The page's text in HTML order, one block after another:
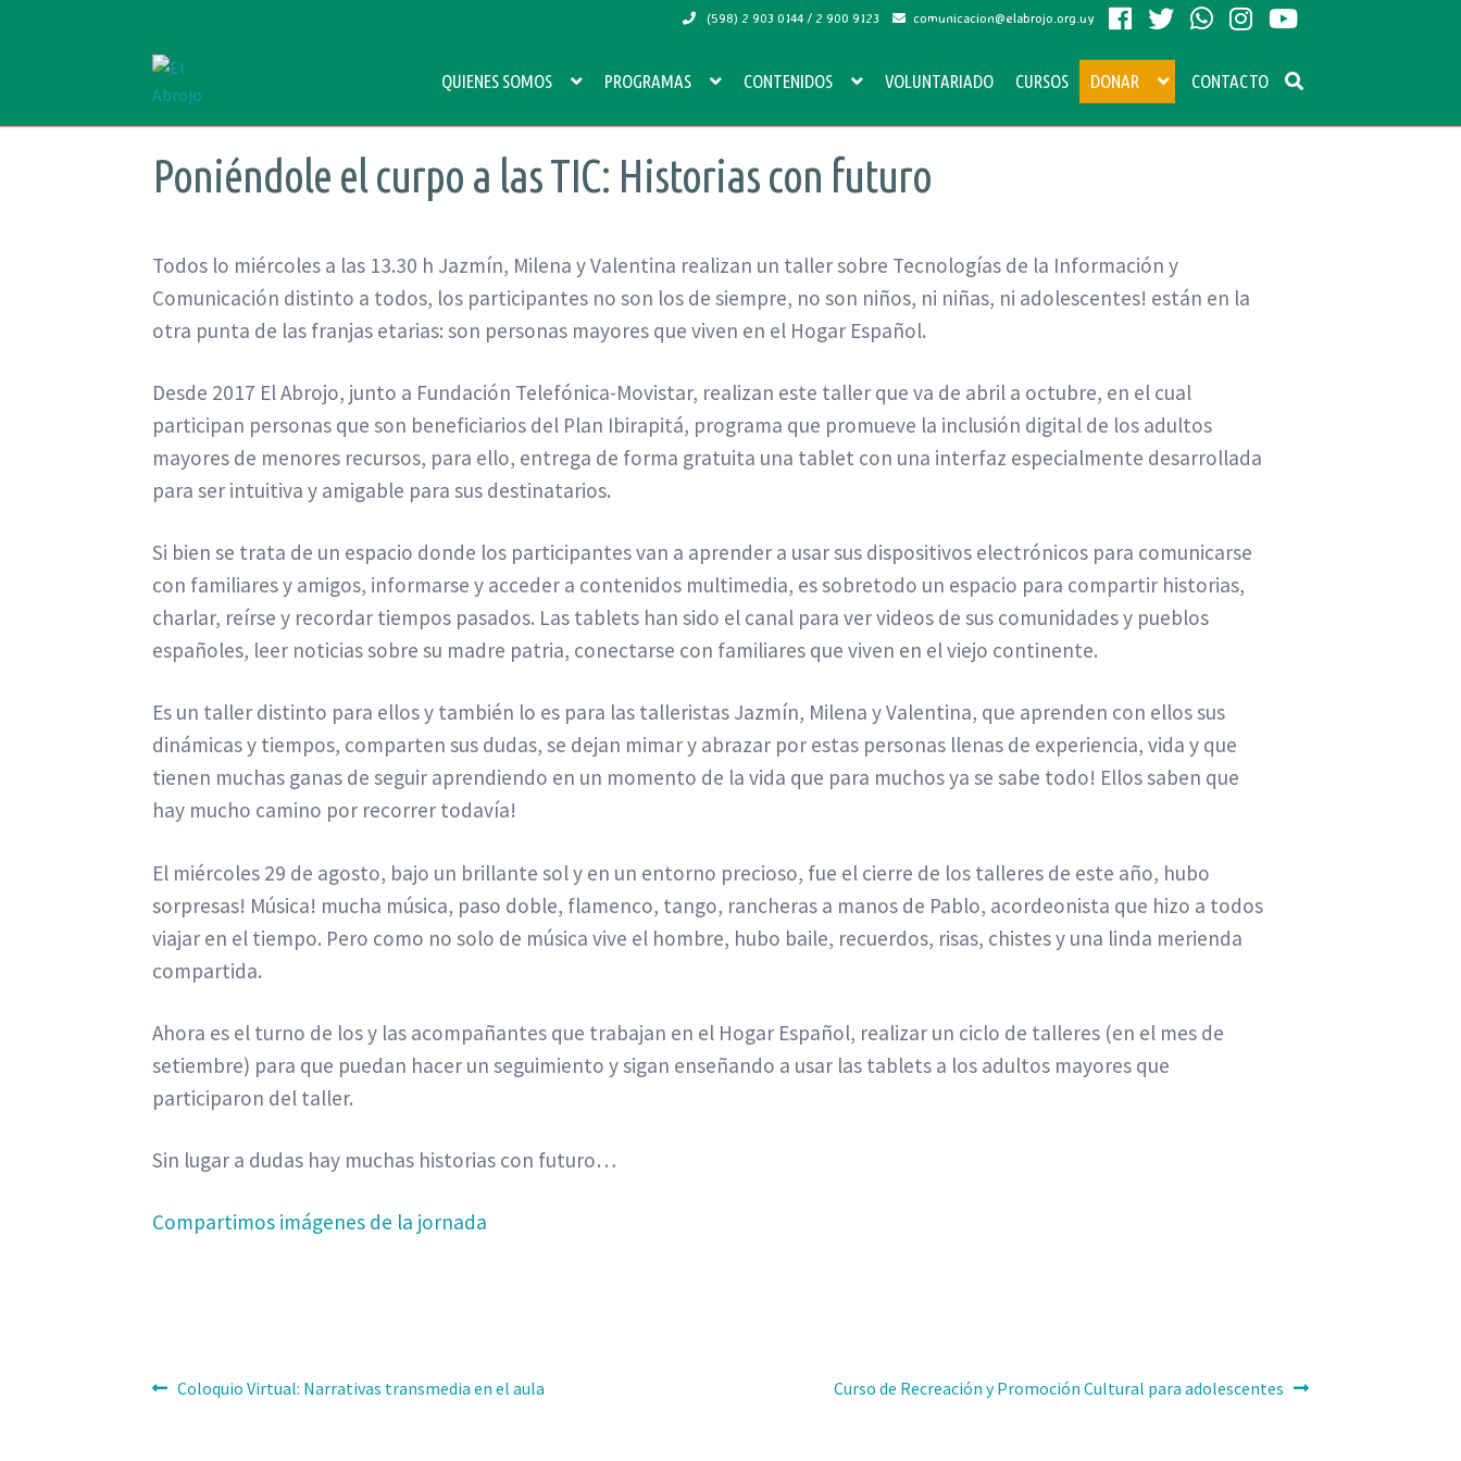
(598) 2 903 0144 / 2 900 9123 comunicacion@elabrojo.org.uy
Ir
a
la
navegación
Ir
al
contenido
QUIENES SOMOS PROGRAMAS CONTENIDOS VOLUNTARIADO CURSOS DONAR CONTACTO
Poniéndole el curpo a las TIC: Historias con futuro
Todos lo miércoles a las 13.30 h Jazmín, Milena y Valentina realizan un taller sobre Tecnologías de la Información y
Comunicación distinto a todos, los participantes no son los de siempre, no son niños, ni niñas, ni adolescentes! están en la
otra punta de las franjas etarias: son personas mayores que viven en el Hogar Español.
Desde 2017 El Abrojo, junto a Fundación Telefónica-Movistar, realizan este taller que va de abril a octubre, en el cual
participan personas que son beneficiarios del Plan Ibirapitá, programa que promueve la inclusión digital de los adultos
mayores de menores recursos, para ello, entrega de forma gratuita una tablet con una interfaz especialmente desarrollada
para ser intuitiva y amigable para sus destinatarios.
Si bien se trata de un espacio donde los participantes van a aprender a usar sus dispositivos electrónicos para comunicarse
con familiares y amigos, informarse y acceder a contenidos multimedia, es sobretodo un espacio para compartir historias,
charlar, reírse y recordar tiempos pasados. Las tablets han sido el canal para ver videos de sus comunidades y pueblos
españoles, leer noticias sobre su madre patria, conectarse con familiares que viven en el viejo continente.
Es un taller distinto para ellos y también lo es para las talleristas Jazmín, Milena y Valentina, que aprenden con ellos sus
dinámicas y tiempos, comparten sus dudas, se dejan mimar y abrazar por estas personas llenas de experiencia, vida y que
tienen muchas ganas de seguir aprendiendo en un momento de la vida que para muchos ya se sabe todo! Ellos saben que
hay mucho camino por recorrer todavía!
El miércoles 29 de agosto, bajo un brillante sol y en un entorno precioso, fue el cierre de los talleres de este año, hubo
sorpresas! Música! mucha música, paso doble, flamenco, tango, rancheras a manos de Pablo, acordeonista que hizo a todos
viajar en el tiempo. Pero como no solo de música vive el hombre, hubo baile, recuerdos, risas, chistes y una linda merienda
compartida.
Ahora es el turno de los y las acompañantes que trabajan en el Hogar Español, realizar un ciclo de talleres (en el mes de
setiembre) para que puedan hacer un seguimiento y sigan enseñando a usar las tablets a los adultos mayores que
participaron del taller.
Sin lugar a dudas hay muchas historias con futuro…
Compartimos imágenes de la jornada
Navegación
Anterior:
Coloquio Virtual: Narrativas transmedia en el aula Siguiente:
Curso de Recreación y Promoción Cultural para adolescentes